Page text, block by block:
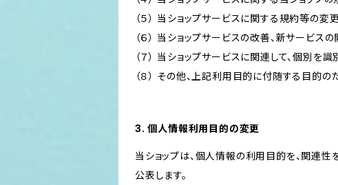
（５） 当ショップサービスに関する規約等の変
（６） 当ショップサービスの改善、新サービス
（７） 当ショップサービスに関連して、個別
（８） その他、上記利用目的に付随する目的の
3. 個人情報利用目的の変更
当ショップは、個人情報の利用目的を、関連
公表します。